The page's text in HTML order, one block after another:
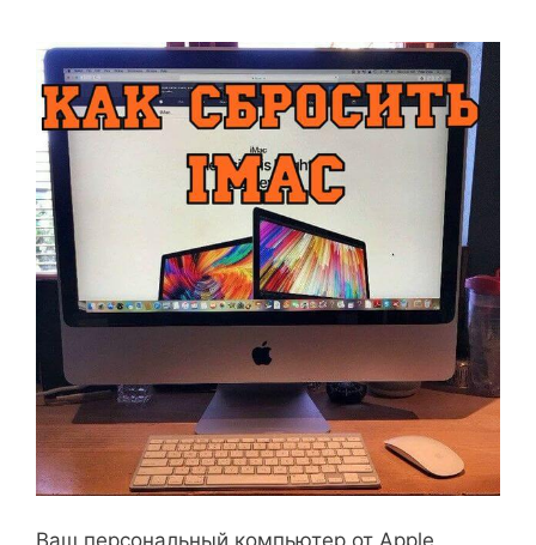
Ваш персональный компьютер от Apple